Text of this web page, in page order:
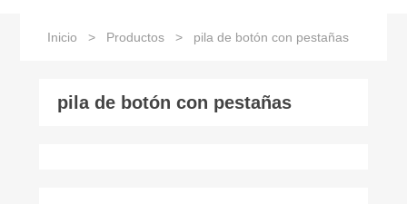
Inicio > Productos > pila de botón con pestañas
pila de botón con pestañas